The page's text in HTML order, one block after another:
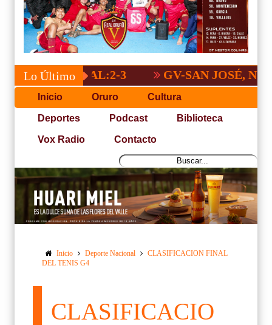
Lo Último 3 GV-SAN JOSÉ, NO PUDO
Inicio Oruro Cultura
Deportes Podcast Biblioteca
Vox Radio Contacto
Inicio Deporte Nacional
CLASIFICACION FINAL
DEL TENIS G4
CLASIFICACIO